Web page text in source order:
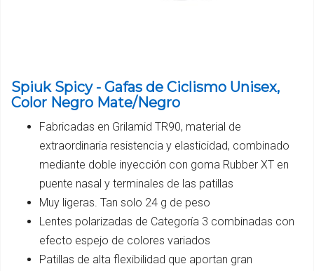
Spiuk Spicy - Gafas de Ciclismo Unisex,
Color Negro Mate/Negro
Fabricadas en Grilamid TR90, material de
extraordinaria resistencia y elasticidad, combinado
mediante doble inyección con goma Rubber XT en
puente nasal y terminales de las patillas
Muy ligeras. Tan solo 24 g de peso
Lentes polarizadas de Categoría 3 combinadas con
efecto espejo de colores variados
Patillas de alta flexibilidad que aportan gran